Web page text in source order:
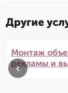
Другие
Монтаж
рекламы и
‹